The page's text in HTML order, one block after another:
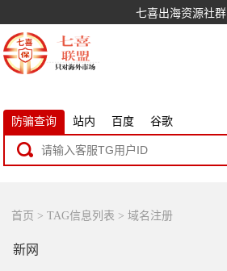
七喜出海资源社群
防骗查询 站内 百度 谷歌
首页 > TAG信息列表 > 域名注册
新网